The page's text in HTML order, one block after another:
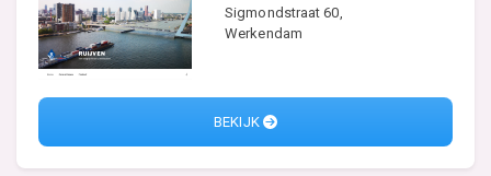
Sigmondstraat 60,
Werkendam
BEKIJK